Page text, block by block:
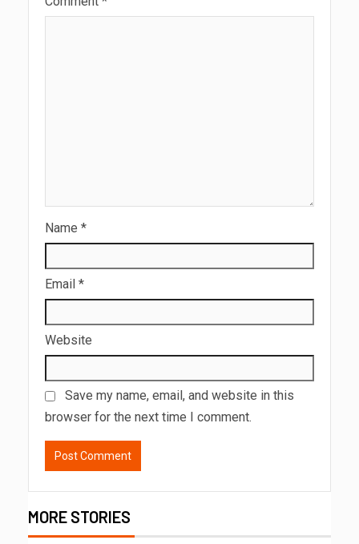
Name *
Email *
Website
Save my name, email, and website in this
browser for the next time I comment.
MORE STORIES